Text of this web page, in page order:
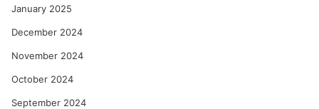
January 2025
December 2024
November 2024
October 2024
September 2024